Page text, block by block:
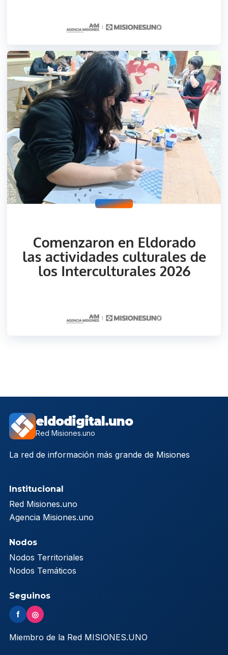
eldodigital.uno
Red Misiones.uno
La red de información más grande de Misiones
Institucional
Red Misiones.uno
Agencia Misiones.uno
Nodos
Nodos Territoriales
Nodos Temáticos
Seguinos
f ◎
Miembro de la Red MISIONES.UNO